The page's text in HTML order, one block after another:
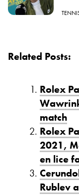
Related Posts:
Rolex
match
Rolex
2021,
en lice
Rublev